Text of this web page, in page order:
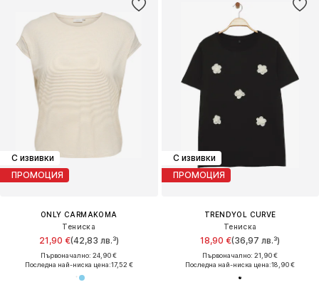
С извивки
ПРОМОЦИЯ
ONLY CARMAKOMA
Тениска
21,90 €(42,83 лв.³)
Първоначално: 24,90 €
Последна най-ниска цена:17,52 €
С извивки
ПРОМОЦИЯ
TRENDYOL CURVE
Тениска
18,90 €(36,97 лв.³)
Първоначално: 21,90 €
Последна най-ниска цена:18,90 €